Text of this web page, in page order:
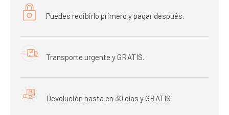
Puedes recibirlo primero y pagar después.
Transporte urgente y GRATIS.
Devolución hasta en 30 días y GRATIS